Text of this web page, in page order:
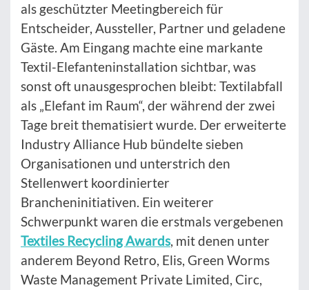
als geschützter Meetingbereich für
Entscheider, Aussteller, Partner und geladene
Gäste. Am Eingang machte eine markante
Textil-Elefanteninstallation sichtbar, was
sonst oft unausgesprochen bleibt: Textilabfall
als „Elefant im Raum“, der während der zwei
Tage breit thematisiert wurde. Der erweiterte
Industry Alliance Hub bündelte sieben
Organisationen und unterstrich den
Stellenwert koordinierter
Brancheninitiativen. Ein weiterer
Schwerpunkt waren die erstmals vergebenen
Textiles Recycling Awards, mit denen unter
anderem Beyond Retro, Elis, Green Worms
Waste Management Private Limited, Circ,